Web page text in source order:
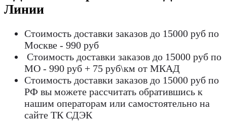
Линии
Стоимость доставки заказов до 15000 руб по
Москве - 990 руб
Стоимость доставки заказов до 15000 руб по
МО - 990 руб + 75 руб\км от МКАД
Стоимость доставки заказов до 15000 руб по
РФ вы можете рассчитать обратившись к
нашим операторам или самостоятельно на
сайте ТК СДЭК